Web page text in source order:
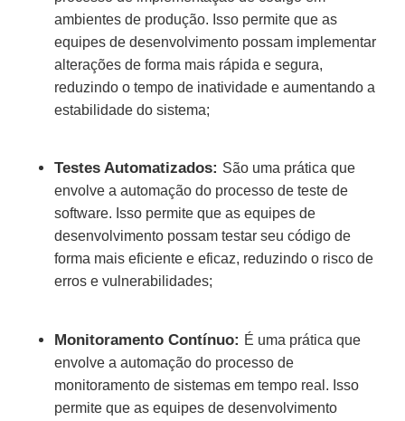
ambientes de produção. Isso permite que as
equipes de desenvolvimento possam implementar
alterações de forma mais rápida e segura,
reduzindo o tempo de inatividade e aumentando a
estabilidade do sistema;
Testes Automatizados: São uma prática que
envolve a automação do processo de teste de
software. Isso permite que as equipes de
desenvolvimento possam testar seu código de
forma mais eficiente e eficaz, reduzindo o risco de
erros e vulnerabilidades;
Monitoramento Contínuo: É uma prática que
envolve a automação do processo de
monitoramento de sistemas em tempo real. Isso
permite que as equipes de desenvolvimento